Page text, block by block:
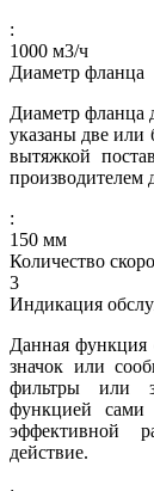
:
1000 м3/ч
Диаметр фланца
Диаметр фланца
указаны две или
вытяжкой
производителем
:
150 мм
Количество
3
Индикация
Данная функция
значок или
фильтры или
функцией сами
эффективной
действие.